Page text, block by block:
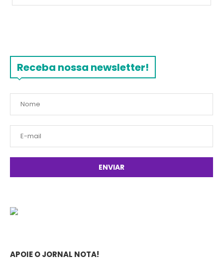
Receba nossa newsletter!
APOIE O JORNAL NOTA!